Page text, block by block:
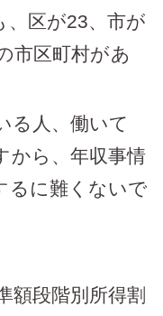
、区が23、市が
市区町村があ
る人、働いて
から、年収事情
るに難くないで
額段階別所得割